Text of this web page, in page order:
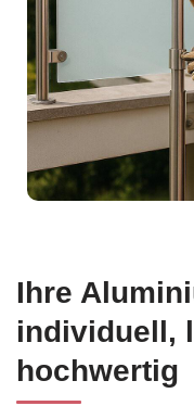
Ihre
individuell,
hochwertig